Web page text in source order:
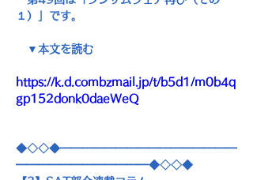
１）」です。
▼本文を読む
https://k.d.combzmail.jp/t/b5d1/m0b4q
gp152donk0daeWeQ
◆◇◇◆━━━━━━━━━━━━━━━━
━━━━━━━━━━━━◆◇◇◆